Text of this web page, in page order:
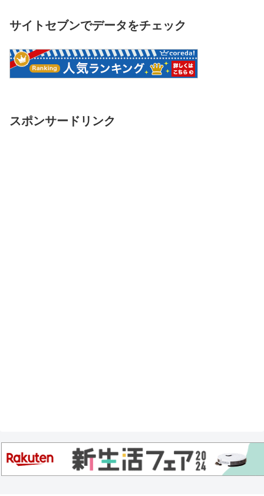
サイトセブンでデータをチェック
スポンサードリンク